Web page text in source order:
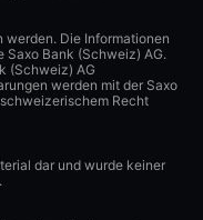
Die Informationen
Saxo Bank (Schweiz) AG.
(Schweiz) AG
werden mit der Saxo
Recht
dar und wurde keiner